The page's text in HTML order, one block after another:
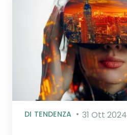
DI TENDENZA 31 Ott 2024